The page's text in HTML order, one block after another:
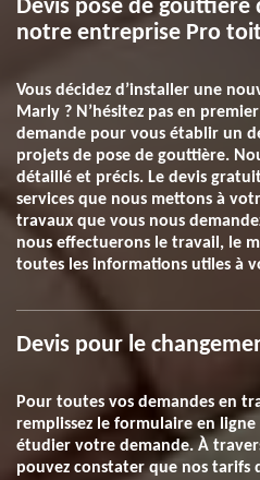
Devis pose de gouttière
notre entreprise Pro
Vous décidez d’installer une
Marly ? N’hésitez pas en
demande pour vous établir un
projets de pose de gouttière.
détaillé et précis. Le devis
services que nous mettons à
travaux que vous nous
nous effectuerons le travail, le
toutes les informations utiles à
Devis pour le
Pour toutes vos demandes en
remplissez le formulaire en
étudier votre demande. À
pouvez constater que nos tarifs